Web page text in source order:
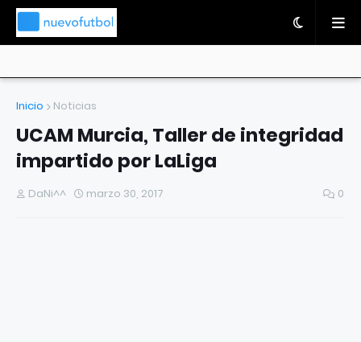
Inicio Noticias
UCAM Murcia, Taller de integridad
impartido por LaLiga
DaNi^^ marzo 30, 2017 0